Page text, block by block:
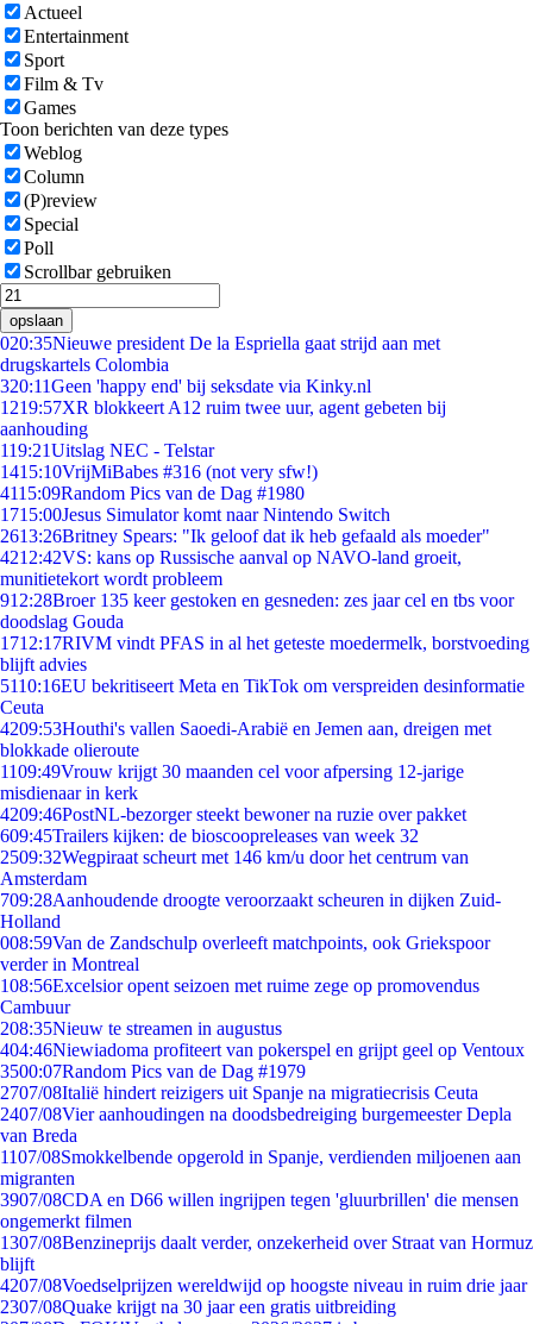
Actueel
Entertainment
Sport
Film & Tv
Games
Toon berichten van deze types
Weblog
Column
(P)review
Special
Poll
Scrollbar gebruiken
opslaan
020:35Nieuwe president De la Espriella gaat strijd aan met
drugskartels Colombia
320:11Geen 'happy end' bij seksdate via Kinky.nl
1219:57XR blokkeert A12 ruim twee uur, agent gebeten bij
aanhouding
119:21Uitslag NEC - Telstar
1415:10VrijMiBabes #316 (not very sfw!)
4115:09Random Pics van de Dag #1980
1715:00Jesus Simulator komt naar Nintendo Switch
2613:26Britney Spears: "Ik geloof dat ik heb gefaald als moeder"
4212:42VS: kans op Russische aanval op NAVO-land groeit,
munitietekort wordt probleem
912:28Broer 135 keer gestoken en gesneden: zes jaar cel en tbs voor
doodslag Gouda
1712:17RIVM vindt PFAS in al het geteste moedermelk, borstvoeding
blijft advies
5110:16EU bekritiseert Meta en TikTok om verspreiden desinformatie
Ceuta
4209:53Houthi's vallen Saoedi-Arabië en Jemen aan, dreigen met
blokkade olieroute
1109:49Vrouw krijgt 30 maanden cel voor afpersing 12-jarige
misdienaar in kerk
4209:46PostNL-bezorger steekt bewoner na ruzie over pakket
609:45Trailers kijken: de bioscoopreleases van week 32
2509:32Wegpiraat scheurt met 146 km/u door het centrum van
Amsterdam
709:28Aanhoudende droogte veroorzaakt scheuren in dijken Zuid-
Holland
008:59Van de Zandschulp overleeft matchpoints, ook Griekspoor
verder in Montreal
108:56Excelsior opent seizoen met ruime zege op promovendus
Cambuur
208:35Nieuw te streamen in augustus
404:46Niewiadoma profiteert van pokerspel en grijpt geel op Ventoux
3500:07Random Pics van de Dag #1979
2707/08Italië hindert reizigers uit Spanje na migratiecrisis Ceuta
2407/08Vier aanhoudingen na doodsbedreiging burgemeester Depla
van Breda
1107/08Smokkelbende opgerold in Spanje, verdienden miljoenen aan
migranten
3907/08CDA en D66 willen ingrijpen tegen 'gluurbrillen' die mensen
ongemerkt filmen
1307/08Benzineprijs daalt verder, onzekerheid over Straat van Hormuz
blijft
4207/08Voedselprijzen wereldwijd op hoogste niveau in ruim drie jaar
2307/08Quake krijgt na 30 jaar een gratis uitbreiding